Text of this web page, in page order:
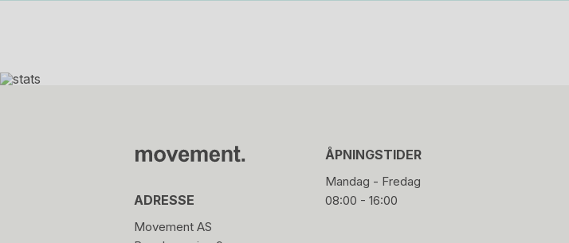
ADRESSE
Movement AS
ÅPNINGSTIDER
Mandag - Fredag
08:00 - 16:00